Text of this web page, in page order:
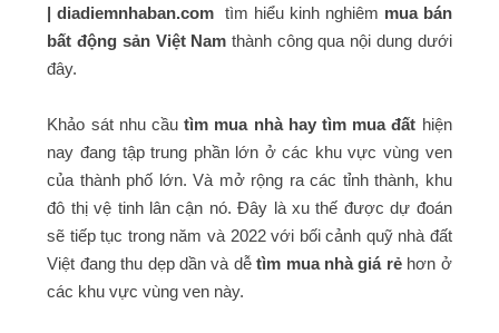
| diadiemnhaban.com tìm hiểu kinh nghiêm mua bán
bất động sản Việt Nam thành công qua nội dung dưới
đây.
Khảo sát nhu cầutìm mua nhà hay tìm mua đất hiện
nay đang tập trung phần lớn ở các khu vực vùng ven
của thành phố lớn. Và mở rộng ra các tỉnh thành, khu
đô thị vệ tinh lân cận nó. Đây là xu thế được dự đoán
sẽ tiếp tục trong năm và 2022 với bối cảnh quỹ nhà đất
Việt đang thu dẹp dần và dễtìm mua nhà giá rẻhơn ở
các khu vực vùng ven này.